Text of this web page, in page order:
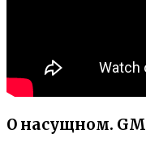
О насущном. GM